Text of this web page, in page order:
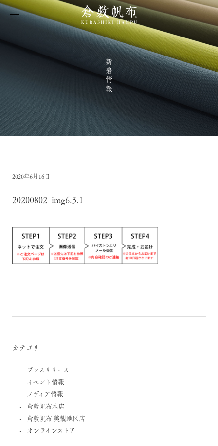
新着情報
2020年6月16日
20200802_img6.3.1
カテゴリ
プレスリリース
イベント情報
メディア情報
倉敷帆布本店
倉敷帆布 美観地区店
オンラインストア